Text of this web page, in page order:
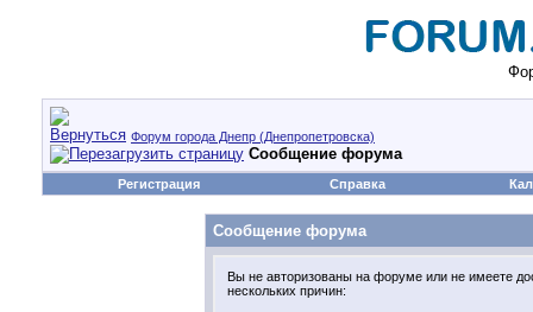
Форум города Днепр (Днепропетровска)
Сообщение форума
Регистрация Справка
Сообщение форума
Вы не авторизованы на форуме или не имеете
нескольких причин: